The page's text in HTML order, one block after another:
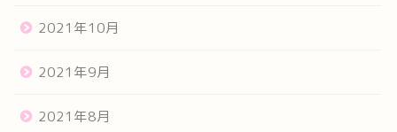
2021年10月
2021年9月
2021年8月